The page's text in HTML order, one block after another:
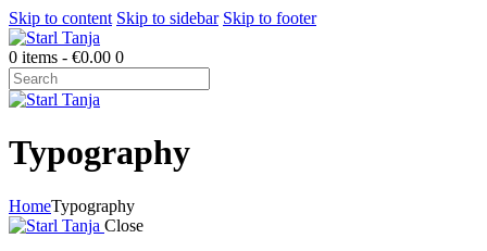
Skip to content Skip to sidebar Skip to footer
0 items - €0.00 0
Typography
HomeTypography
Close